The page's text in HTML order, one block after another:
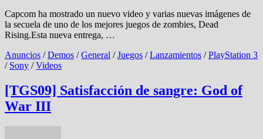
Capcom ha mostrado un nuevo video y varias nuevas imágenes de
la secuela de uno de los mejores juegos de zombies, Dead
Rising.Esta nueva entrega, …
Anuncios /Demos /General /Juegos /Lanzamientos /PlayStation 3
/ Sony /Videos
[TGS09] Satisfacción de sangre: God of
War III